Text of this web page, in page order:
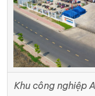
Khu công nghiệp